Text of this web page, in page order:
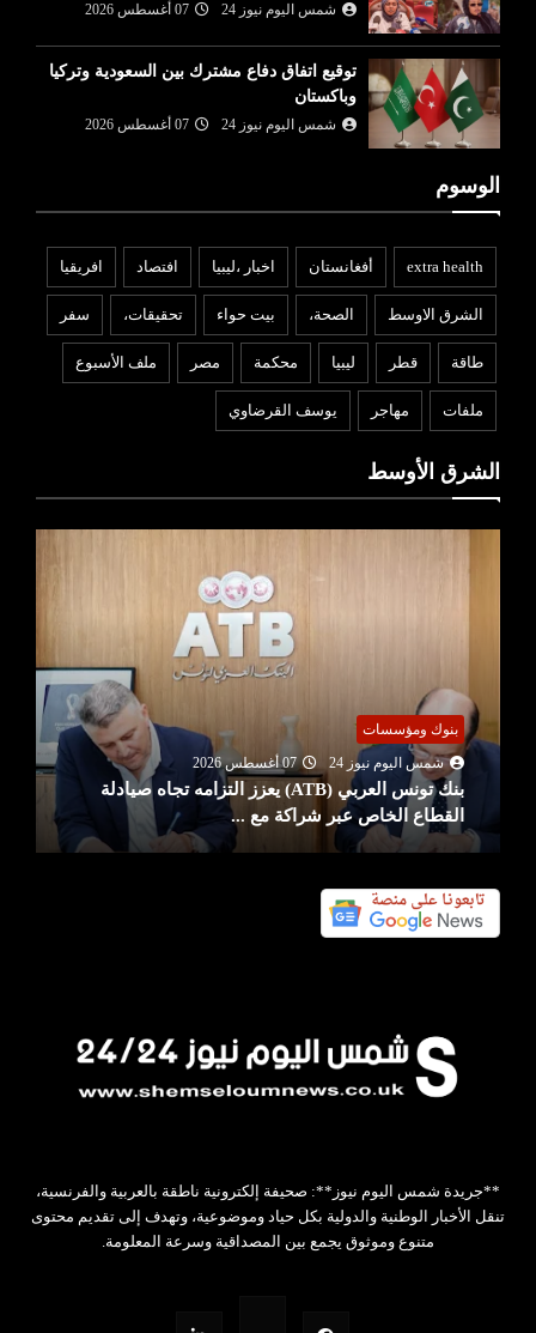
شمس اليوم نيوز 24 07 أغسطس 2026
توقيع اتفاق دفاع مشترك بين السعودية وتركيا
وباكستان
شمس اليوم نيوز 24 07 أغسطس 2026
الوسوم
extra health أفغانستان اخبار ،ليبيا افتصاد افريقيا
الشرق الاوسط الصحة، بيت حواء تحقيقات، سفر
طاقة قطر ليبيا محكمة مصر ملف الأسبوع
ملفات مهاجر يوسف القرضاوي
الشرق الأوسط
بنوك ومؤسسات
شمس اليوم نيوز 24
07 أغسطس 2026
بنك تونس العربي (ATB) يعزز التزامه تجاه صيادلة
القطاع الخاص عبر شراكة مع ...
**جريدة شمس اليوم نيوز**: صحيفة إلكترونية ناطقة بالعربية والفرنسية،
تنقل الأخبار الوطنية والدولية بكل حياد وموضوعية، وتهدف إلى تقديم محتوى
متنوع وموثوق يجمع بين المصداقية وسرعة المعلومة.